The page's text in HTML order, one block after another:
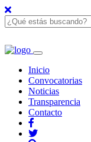
Inicio
Convocatorias
Noticias
Transparencia
Contacto